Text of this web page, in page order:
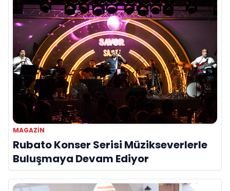
MAGAZIN
Rubato Konser Serisi Müzikseverlerle
Buluşmaya Devam Ediyor